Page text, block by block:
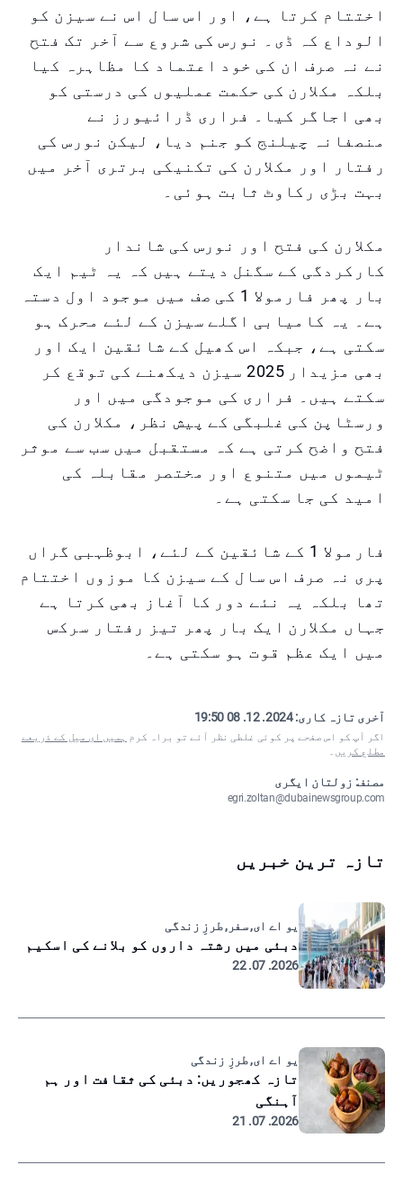
اختتام کرتا ہے، اور اس سال اس نے سیزن کو
الوداع کہ ڈی۔ نورس کی شروع سے آخر تک فتح
نے نہ صرف ان کی خود اعتماد کا مظاہرہ کیا
بلکہ مکلارن کی حکمت عملیوں کی درستی کو
بھی اجاگر کیا۔ فراری ڈرائیورز نے
منصفانہ چیلنج کو جنم دیا، لیکن نورس کی
رفتار اور مکلارن کی تکنیکی برتری آخر میں
بہت بڑی رکاوٹ ثابت ہوئی۔
مکلارن کی فتح اور نورس کی شاندار
کارکردگی کے سگنل دیتے ہیں کہ یہ ٹیم ایک
بار پھر فارمولا 1 کی صف میں موجود اول دستہ
ہے۔ یہ کامیابی اگلے سیزن کے لئے محرک ہو
سکتی ہے، جبکہ اس کھیل کے شائقین ایک اور
بھی مزیدار 2025 سیزن دیکھنے کی توقع کر
سکتے ہیں۔ فراری کی موجودگی میں اور
ورسٹاپن کی غلبگی کے پیش نظر، مکلارن کی
فتح واضح کرتی ہے کہ مستقبل میں سب سے موثر
ٹیموں میں متنوع اور مختصر مقابلہ کی
امید کی جا سکتی ہے۔
فارمولا 1 کے شائقین کے لئے، ابوظہبی گراں
پری نہ صرف اس سال کے سیزن کا موزوں اختتام
تھا بلکہ یہ نئے دور کا آغاز بھی کرتا ہے
جہاں مکلارن ایک بار پھر تیز رفتار سرکس
میں ایک عظم قوت ہو سکتی ہے۔
آخری تازہ کاری:2024. 12. 08 19:50
اگر آپ کو اس صفحے پر کوئی غلطی نظر آئے تو براہ کرم ہمیں ای میل کے ذریعے
مطلع کریں ۔
مصنف: زولتان ایگری
egri.zoltan@dubainewsgroup.com
تازہ ترین خبریں
یو اے ای, سفر, طرزِ زندگی
دبئی میں رشتہ داروں کو بلانے کی اسکیم
2026. 07. 22
یو اے ای, طرزِ زندگی
تازہ کھجوریں: دبئی کی ثقافت اور ہم
آہنگی
2026. 07. 21